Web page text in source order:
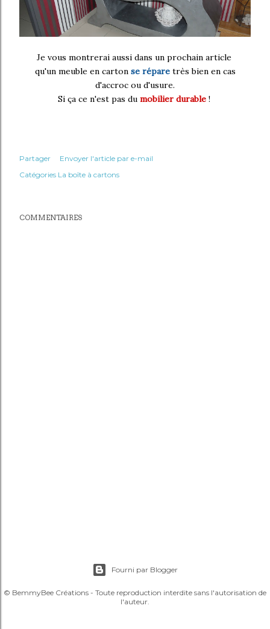
Je vous montrerai aussi dans un prochain article
qu'un meuble en carton se réparetrès bien en cas
d'accroc ou d'usure.
Si ça ce n'est pas du mobilier durable!
Partager
Envoyer l'article par e-mail
Catégories La boîte à cartons
COMMENTAIRES
Fourni par Blogger
© BemmyBee Créations - Toute reproduction interdite sans l'autorisation de
l'auteur.